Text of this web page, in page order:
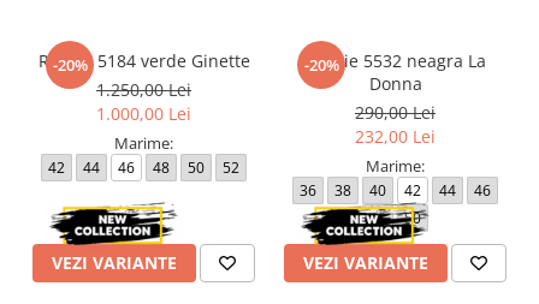
-20%
Rochie 5184 verde Ginette
1.250,00 Lei
1.000,00 Lei
Marime:
42 44 46 48 50 52
VEZI VARIANTE
-20%
Rochie 5532 neagra La
Donna
290,00 Lei
232,00 Lei
Marime:
36 38 40 42 44
46
48
50
VEZI VARIANTE